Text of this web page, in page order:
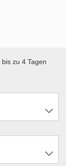
bis zu 4 Tagen